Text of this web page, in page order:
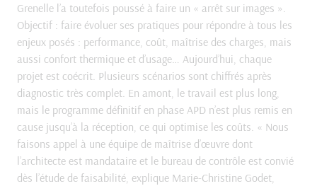
Grenelle l’a toutefois poussé à faire un « arrêt sur images ».
Objectif : faire évoluer ses pratiques pour répondre à tous les
enjeux posés : performance, coût, maîtrise des charges, mais
aussi confort thermique et d’usage… Aujourd’hui, chaque
projet est coécrit. Plusieurs scénarios sont chiffrés après
diagnostic très complet. En amont, le travail est plus long,
mais le programme définitif en phase APD n’est plus remis en
cause jusqu’à la réception, ce qui optimise les coûts. « Nous
faisons appel à une équipe de maîtrise d’œuvre dont
l’architecte est mandataire et le bureau de contrôle est convié
dès l’étude de faisabilité, explique Marie-Christine Godet,